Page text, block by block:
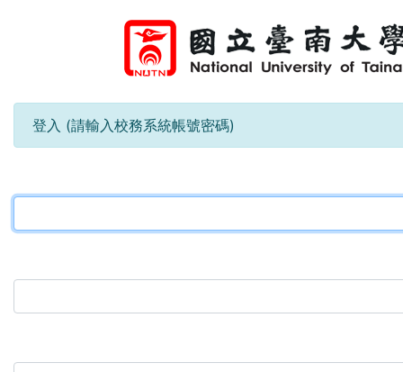
登入 (請輸入校務系統帳號密碼)